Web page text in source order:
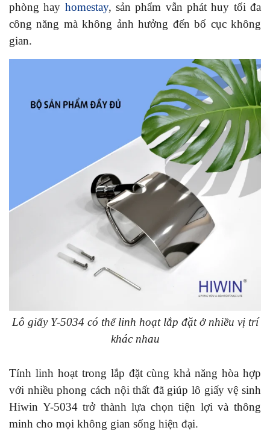
phòng hay homestay, sản phẩm vẫn phát huy tối đa
công năng mà không ảnh hưởng đến bố cục không
gian.
Lô giấy Y-5034 có thể linh hoạt lắp đặt ở nhiều vị trí
khác nhau
Tính linh hoạt trong lắp đặt cùng khả năng hòa hợp
với nhiều phong cách nội thất đã giúp lô giấy vệ sinh
Hiwin Y-5034 trở thành lựa chọn tiện lợi và thông
minh cho mọi không gian sống hiện đại.